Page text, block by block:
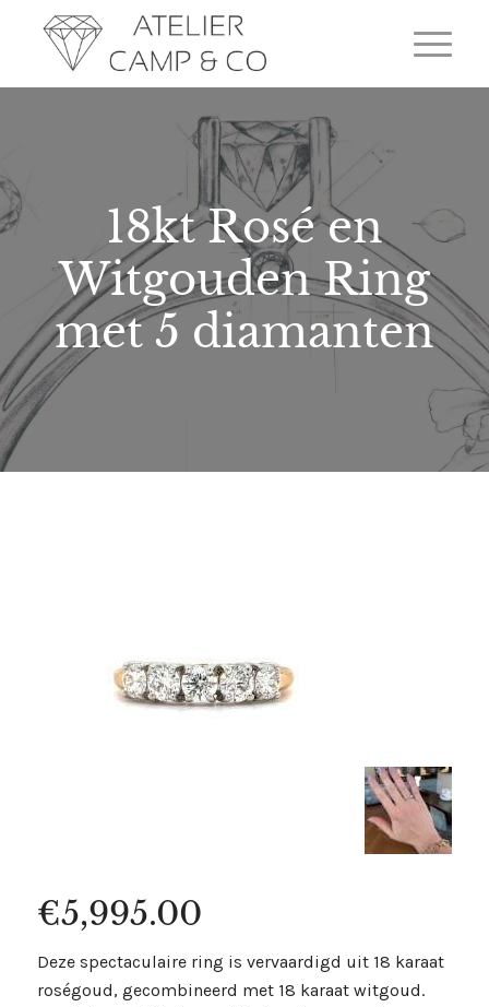
18kt Rosé en
Witgouden Ring
met 5 diamanten
€5,995.00
Deze spectaculaire ring is vervaardigd uit 18 karaat
roségoud, gecombineerd met 18 karaat witgoud.